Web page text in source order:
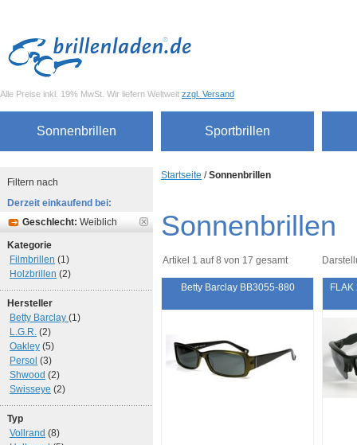
Alle Preise inkl. 19% MwSt. Wir liefern Weltweit zzgl. Versand
Sonnenbrillen Sportbrillen
Startseite /Sonnenbrillen
Sonnenbrillen
Artikel 1 auf 8 von 17 gesamt
Betty Barclay BB3055-880
Filtern nach
Derzeit einkaufend bei:
Geschlecht: Weiblich
Kategorie
Filmbrillen (1)
Holzbrillen (2)
Hersteller
Betty Barclay (1)
L.G.R. (2)
Oakley (5)
Persol (3)
Shwood (2)
Swisseye (2)
Typ
Vollrand (8)